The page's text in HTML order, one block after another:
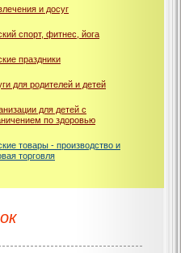
и досуг
спорт, фитнес, йога
праздники
для родителей и детей
для детей с
по здоровью
товары - производство и
торговля